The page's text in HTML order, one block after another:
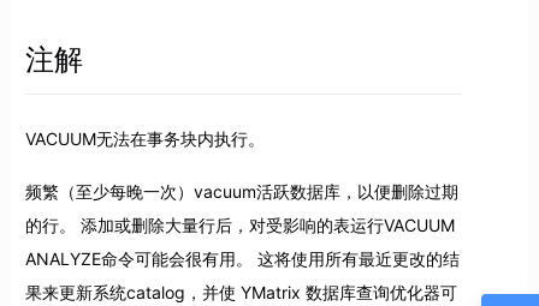
注解
VACUUM无法在事务块内执行。
频繁（至少每晚一次）vacuum活跃数据库，以便删除过期
的行。 添加或删除大量行后，对受影响的表运行VACUUM
ANALYZE命令可能会很有用。 这将使用所有最近更改的结
果来更新系统catalog，并使 YMatrix 数据库查询优化器可